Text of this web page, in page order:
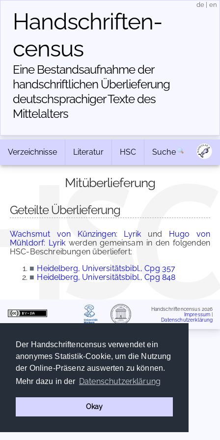
Der Handschriftencensus verwendet ein
anonymes Statistik-Cookie, um die Nutzung
der Online-Präsenz auswerten zu können.
Mehr dazu in der Datenschutzerklärung
Okay
Handschriften­
census
Eine Bestandsaufnahme der
handschriftlichen Über­lieferung
deutschsprachiger Texte des
Mittelalters
de en
Verzeichnisse Literatur HSC Suche
Mitüberlieferung
Geteilte Überlieferung
Wachsmut von Künzingen: Lyrik und Hugo von
Mühldorf: Lyrik werden gemeinsam in den folgenden
HSC-Beschreibungen überliefert:
■ Heidelberg, Universitätsbibl., Cpg 357
■ Heidelberg, Universitätsbibl., Cpg 848
Handschriftencensus 2026
Impressum
Datenschutzerklärung